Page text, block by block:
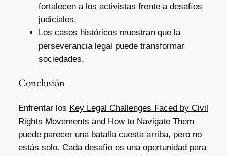
fortalecen a los activistas frente a desafíos
judiciales.
Los casos históricos muestran que la
perseverancia legal puede transformar
sociedades.
Conclusión
Enfrentar los Key Legal Challenges Faced by Civil
Rights Movements and How to Navigate Them
puede parecer una batalla cuesta arriba, pero no
estás solo. Cada desafío es una oportunidad para